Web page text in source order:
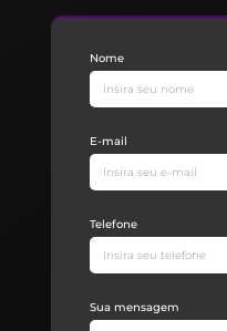
Nome
E-mail
Telefone
Sua mensagem